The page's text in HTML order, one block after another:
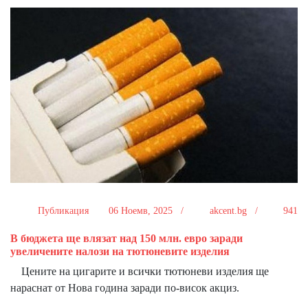
Публикация 06 Ноемв, 2025 / akcent.bg / 941
В бюджета ще влязат над 150 млн. евро заради
увеличените налози на тютюневите изделия
Цените на цигарите и всички тютюневи изделия ще
нараснат от Нова година заради по-висок акциз.